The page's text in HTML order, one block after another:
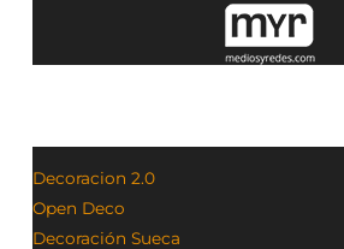
Decoracion 2.0
Open Deco
Decoración Sueca